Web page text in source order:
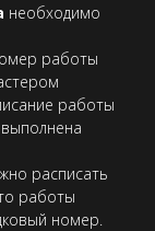
необходимо
работы
работы
расписать
работы
номер.